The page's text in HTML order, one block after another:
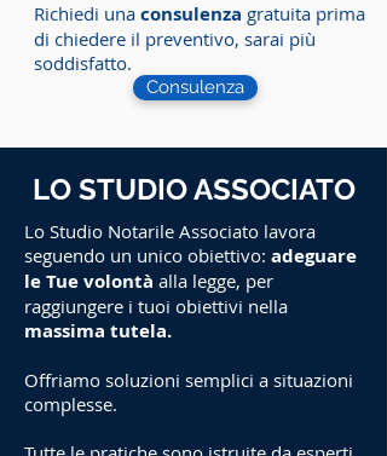
Richiedi una consulenza gratuita prima
di chiedere il preventivo, sarai più
soddisfatto.
Consulenza
LO STUDIO ASSOCIATO
Lo Studio Notarile Associato lavora
seguendo un unico obiettivo: adeguare
le Tue volontà alla legge, per
raggiungere i tuoi obiettivi nella
massima tutela.
Offriamo soluzioni semplici a situazioni
complesse.